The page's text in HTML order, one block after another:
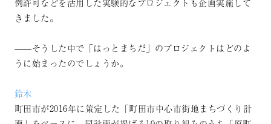
例許可などを活用した実験的なプロジェクトも企画実施して
きました。
——そうした中で「はっとまちだ」のプロジェクトはどのよ
うに始まったのでしょうか。
鈴木
町田市が2016年に策定した「町田市中心市街地まちづくり計